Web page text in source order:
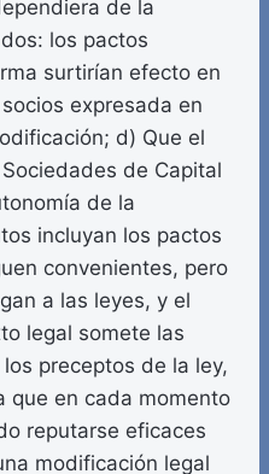
de la
los pactos
surtirían efecto en
expresada en
d) Que el
de Capital
de la
incluyan los pactos
convenientes, pero
a las leyes, y el
legal somete las
preceptos de la ley,
que en cada momento
reputarse eficaces
modificación legal